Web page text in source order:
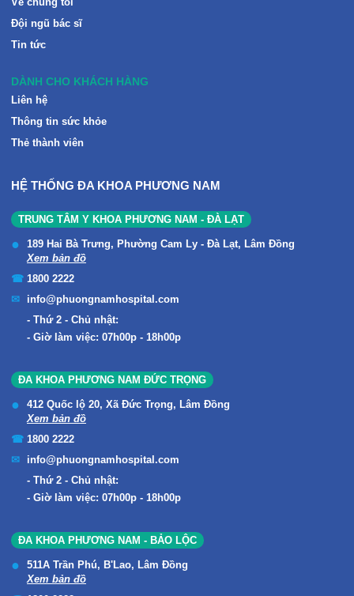
Đội ngũ bác sĩ
Tin tức
DÀNH CHO KHÁCH HÀNG
Liên hệ
Thông tin sức khỏe
Thẻ thành viên
HỆ THỐNG ĐA KHOA PHƯƠNG NAM
TRUNG TÂM Y KHOA PHƯƠNG NAM - ĐÀ LẠT
189 Hai Bà Trưng, Phường Cam Ly - Đà Lạt, Lâm Đồng
Xem bản đồ
1800 2222
info@phuongnamhospital.com
Thứ 2 - Chủ nhật:
Giờ làm việc: 07h00p - 18h00p
ĐA KHOA PHƯƠNG NAM ĐỨC TRỌNG
412 Quốc lộ 20, Xã Đức Trọng, Lâm Đồng
Xem bản đồ
1800 2222
info@phuongnamhospital.com
Thứ 2 - Chủ nhật:
Giờ làm việc: 07h00p - 18h00p
ĐA KHOA PHƯƠNG NAM - BẢO LỘC
511A Trần Phú, B'Lao, Lâm Đồng
Xem bản đồ